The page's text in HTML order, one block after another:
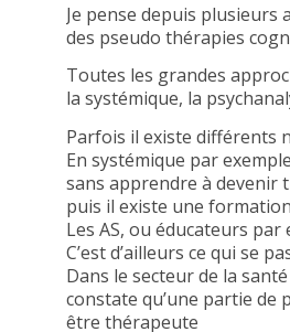
Je pense depuis plusieurs
des pseudo thérapies
Toutes les grandes
la systémique, la
Parfois il existe différents
En systémique par
sans apprendre à devenir
puis il existe une
Les AS, ou éducateurs
C’est d’ailleurs ce qui se
Dans le secteur de la
constate qu’une partie de
être thérapeute